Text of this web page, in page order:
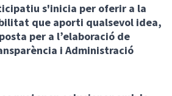
s'inicia per oferir a la
que aporti qualsevol idea,
per a l’elaboració de
i Administració